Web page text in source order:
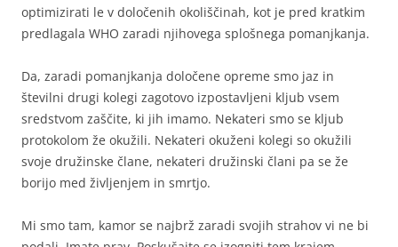
optimizirati le v določenih okoliščinah, kot je pred kratkim
predlagala WHO zaradi njihovega splošnega pomanjkanja.
Da, zaradi pomanjkanja določene opreme smo jaz in
številni drugi kolegi zagotovo izpostavljeni kljub vsem
sredstvom zaščite, ki jih imamo. Nekateri smo se kljub
protokolom že okužili. Nekateri okuženi kolegi so okužili
svoje družinske člane, nekateri družinski člani pa se že
borijo med življenjem in smrtjo.
Mi smo tam, kamor se najbrž zaradi svojih strahov vi ne bi